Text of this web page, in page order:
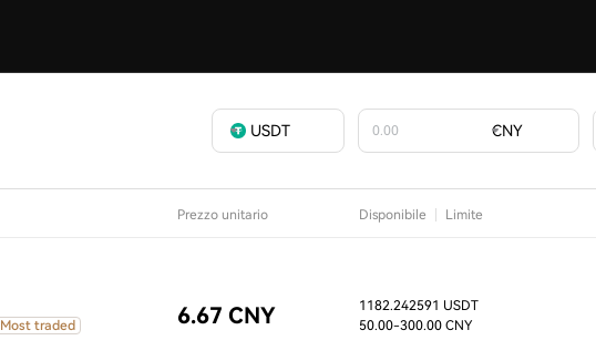
USDT CNY
Prezzo unitario Disponibile Limite
Most traded
6.67 CNY
1182.242591 USDT
50.00-300.00 CNY